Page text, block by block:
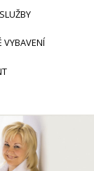
VYBAVENÍ